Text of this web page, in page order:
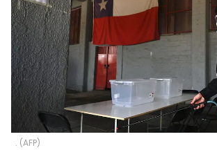
. (AFP)